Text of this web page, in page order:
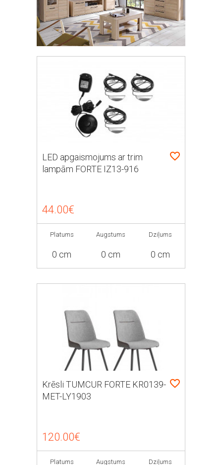
LED apgaismojums ar trim
lampām FORTE IZ13-916
44.00€
Platums
0 cm
Augstums
0 cm
Dziļums
0 cm
Krēsli TUMCUR FORTE KR0139-
MET-LY1903
120.00€
Platums Augstums Dziļums